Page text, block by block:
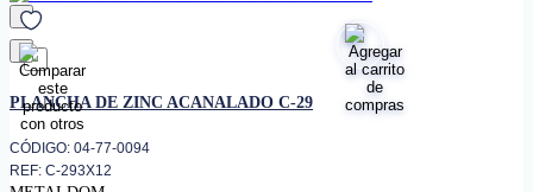
favorito
PLANCHA DE ZINC ACANALADO C-29
CÓDIGO: 04-77-0094
REF: C-293X12